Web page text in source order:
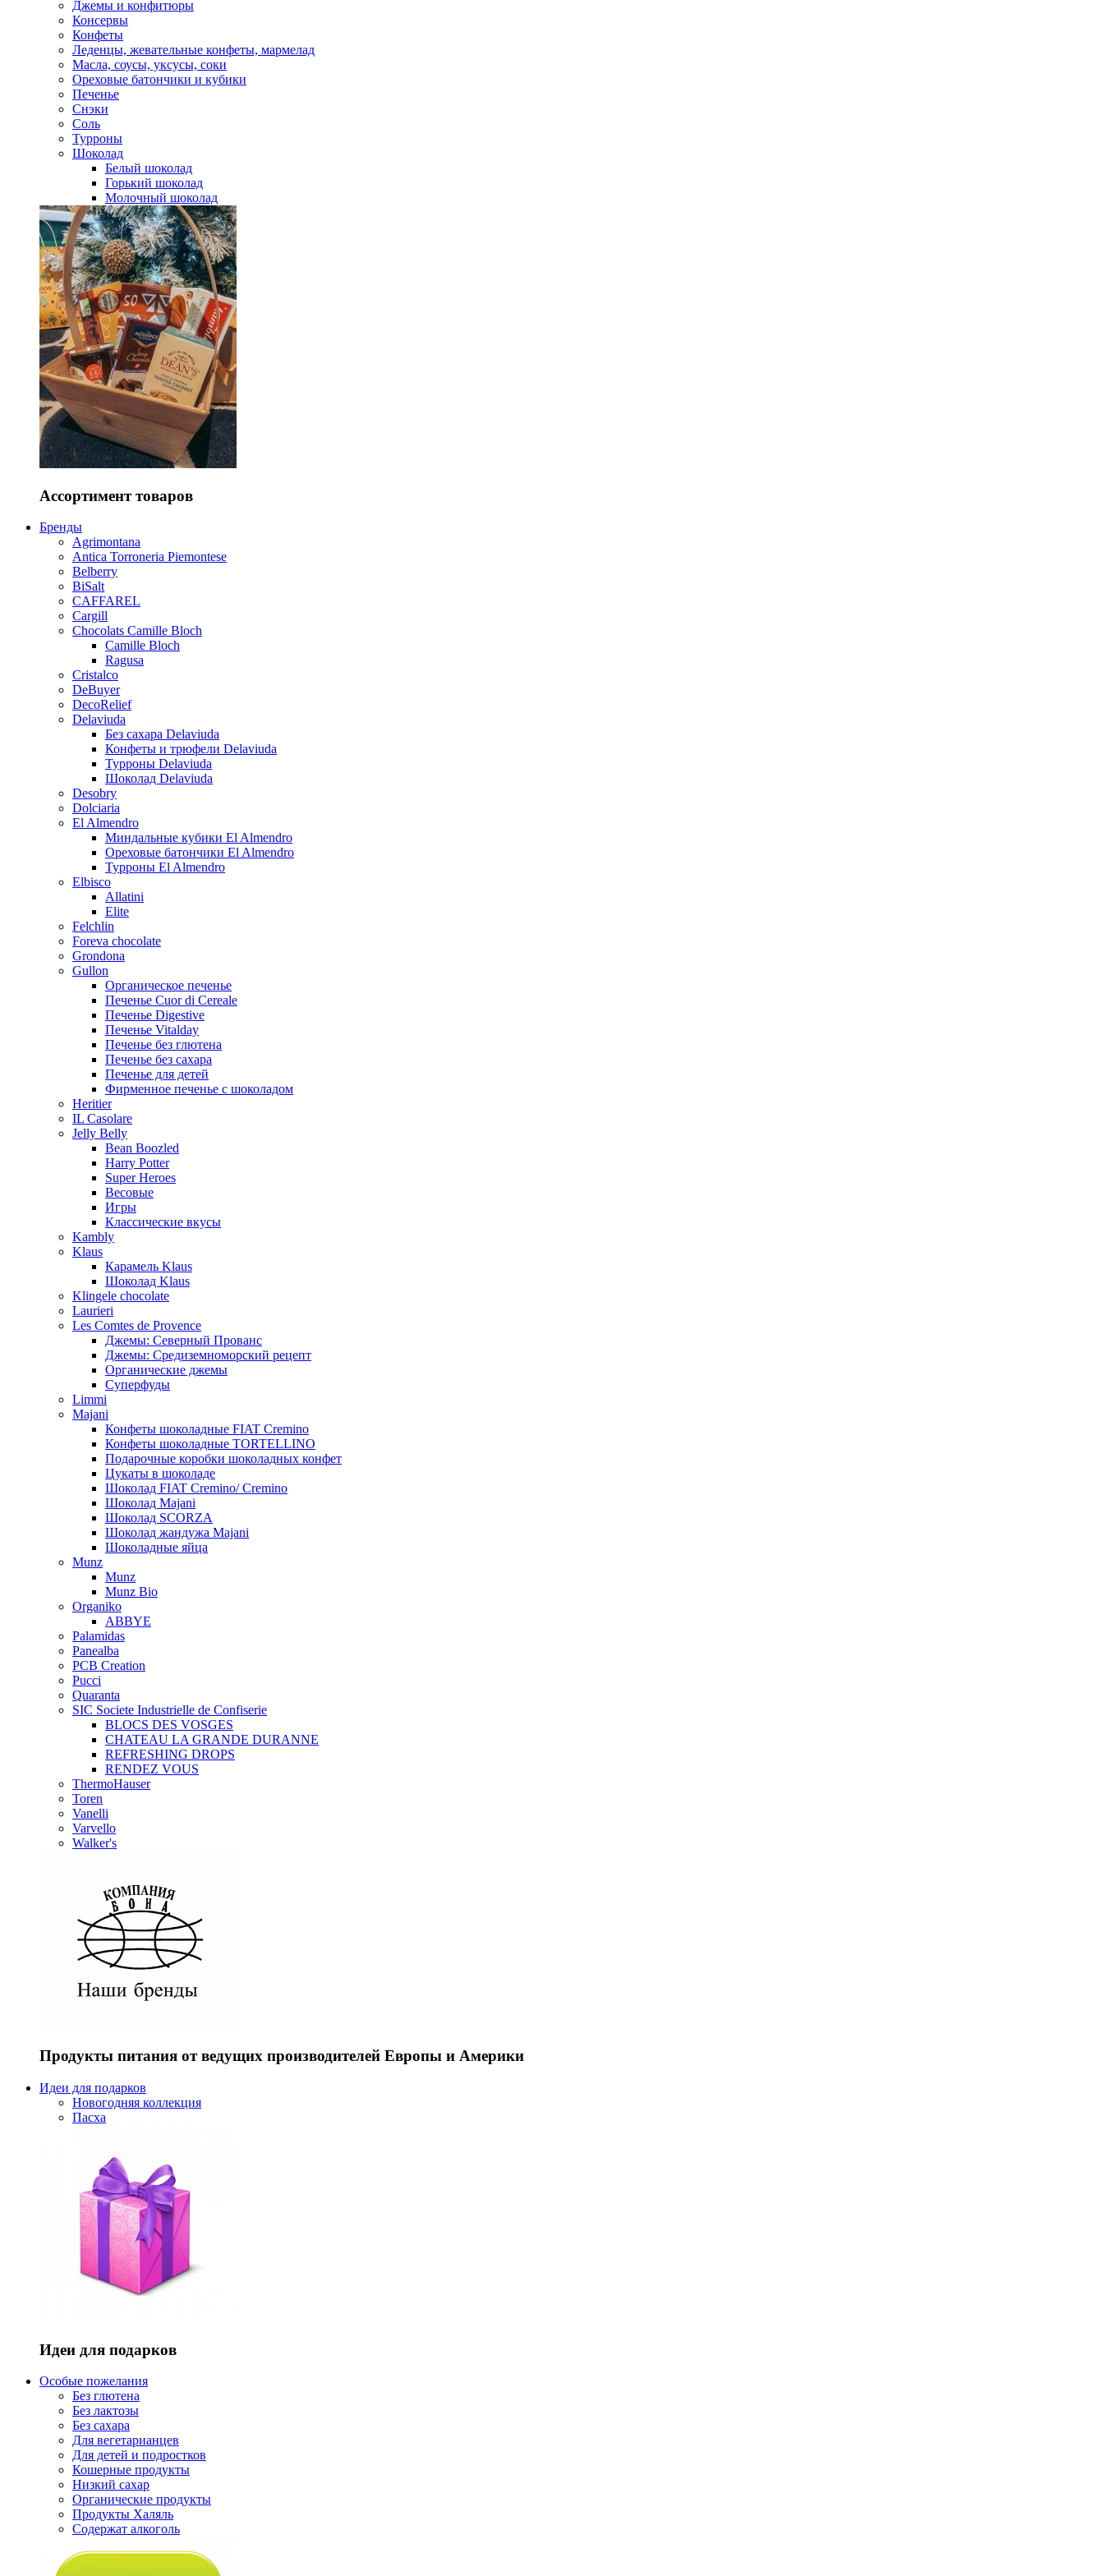
Джемы и конфитюры
Консервы
Конфеты
Леденцы, жевательные конфеты, мармелад
Масла, соусы, уксусы, соки
Ореховые батончики и кубики
Печенье
Снэки
Соль
Турроны
Шоколад
Белый шоколад
Горький шоколад
Молочный шоколад
Ассортимент товаров
Бренды
Agrimontana
Antica Torroneria Piemontese
Belberry
BiSalt
CAFFAREL
Cargill
Chocolats Camille Bloch
Camille Bloch
Ragusa
Cristalco
DeBuyer
DecoRelief
Delaviuda
Без сахара Delaviuda
Конфеты и трюфели Delaviuda
Турроны Delaviuda
Шоколад Delaviuda
Desobry
Dolciaria
El Almendro
Миндальные кубики El Almendro
Ореховые батончики El Almendro
Турроны El Almendro
Elbisco
Allatini
Elite
Felchlin
Foreva chocolate
Grondona
Gullon
Органическое печенье
Печенье Cuor di Cereale
Печенье Digestive
Печенье Vitalday
Печенье без глютена
Печенье без сахара
Печенье для детей
Фирменное печенье с шоколадом
Heritier
IL Casolare
Jelly Belly
Bean Boozled
Harry Potter
Super Heroes
Весовые
Игры
Классические вкусы
Kambly
Klaus
Карамель Klaus
Шоколад Klaus
Klingele chocolate
Laurieri
Les Comtes de Provence
Джемы: Северный Прованс
Джемы: Средиземноморский рецепт
Органические джемы
Суперфуды
Limmi
Majani
Конфеты шоколадные FIAT Cremino
Конфеты шоколадные TORTELLINO
Подарочные коробки шоколадных конфет
Цукаты в шоколаде
Шоколад FIAT Cremino/ Cremino
Шоколад Majani
Шоколад SCORZA
Шоколад жандужа Majani
Шоколадные яйца
Munz
Munz
Munz Bio
Organiko
ABBYE
Palamidas
Panealba
PCB Creation
Pucci
Quaranta
SIC Societe Industrielle de Confiserie
BLOCS DES VOSGES
CHATEAU LA GRANDE DURANNE
REFRESHING DROPS
RENDEZ VOUS
ThermoHauser
Toren
Vanelli
Varvello
Walker's
Продукты питания от ведущих производителей Европы и Америки
Идеи для подарков
Новогодняя коллекция
Пасха
Идеи для подарков
Особые пожелания
Без глютена
Без лактозы
Без сахара
Для вегетарианцев
Для детей и подростков
Кошерные продукты
Низкий сахар
Органические продукты
Продукты Халяль
Содержат алкоголь